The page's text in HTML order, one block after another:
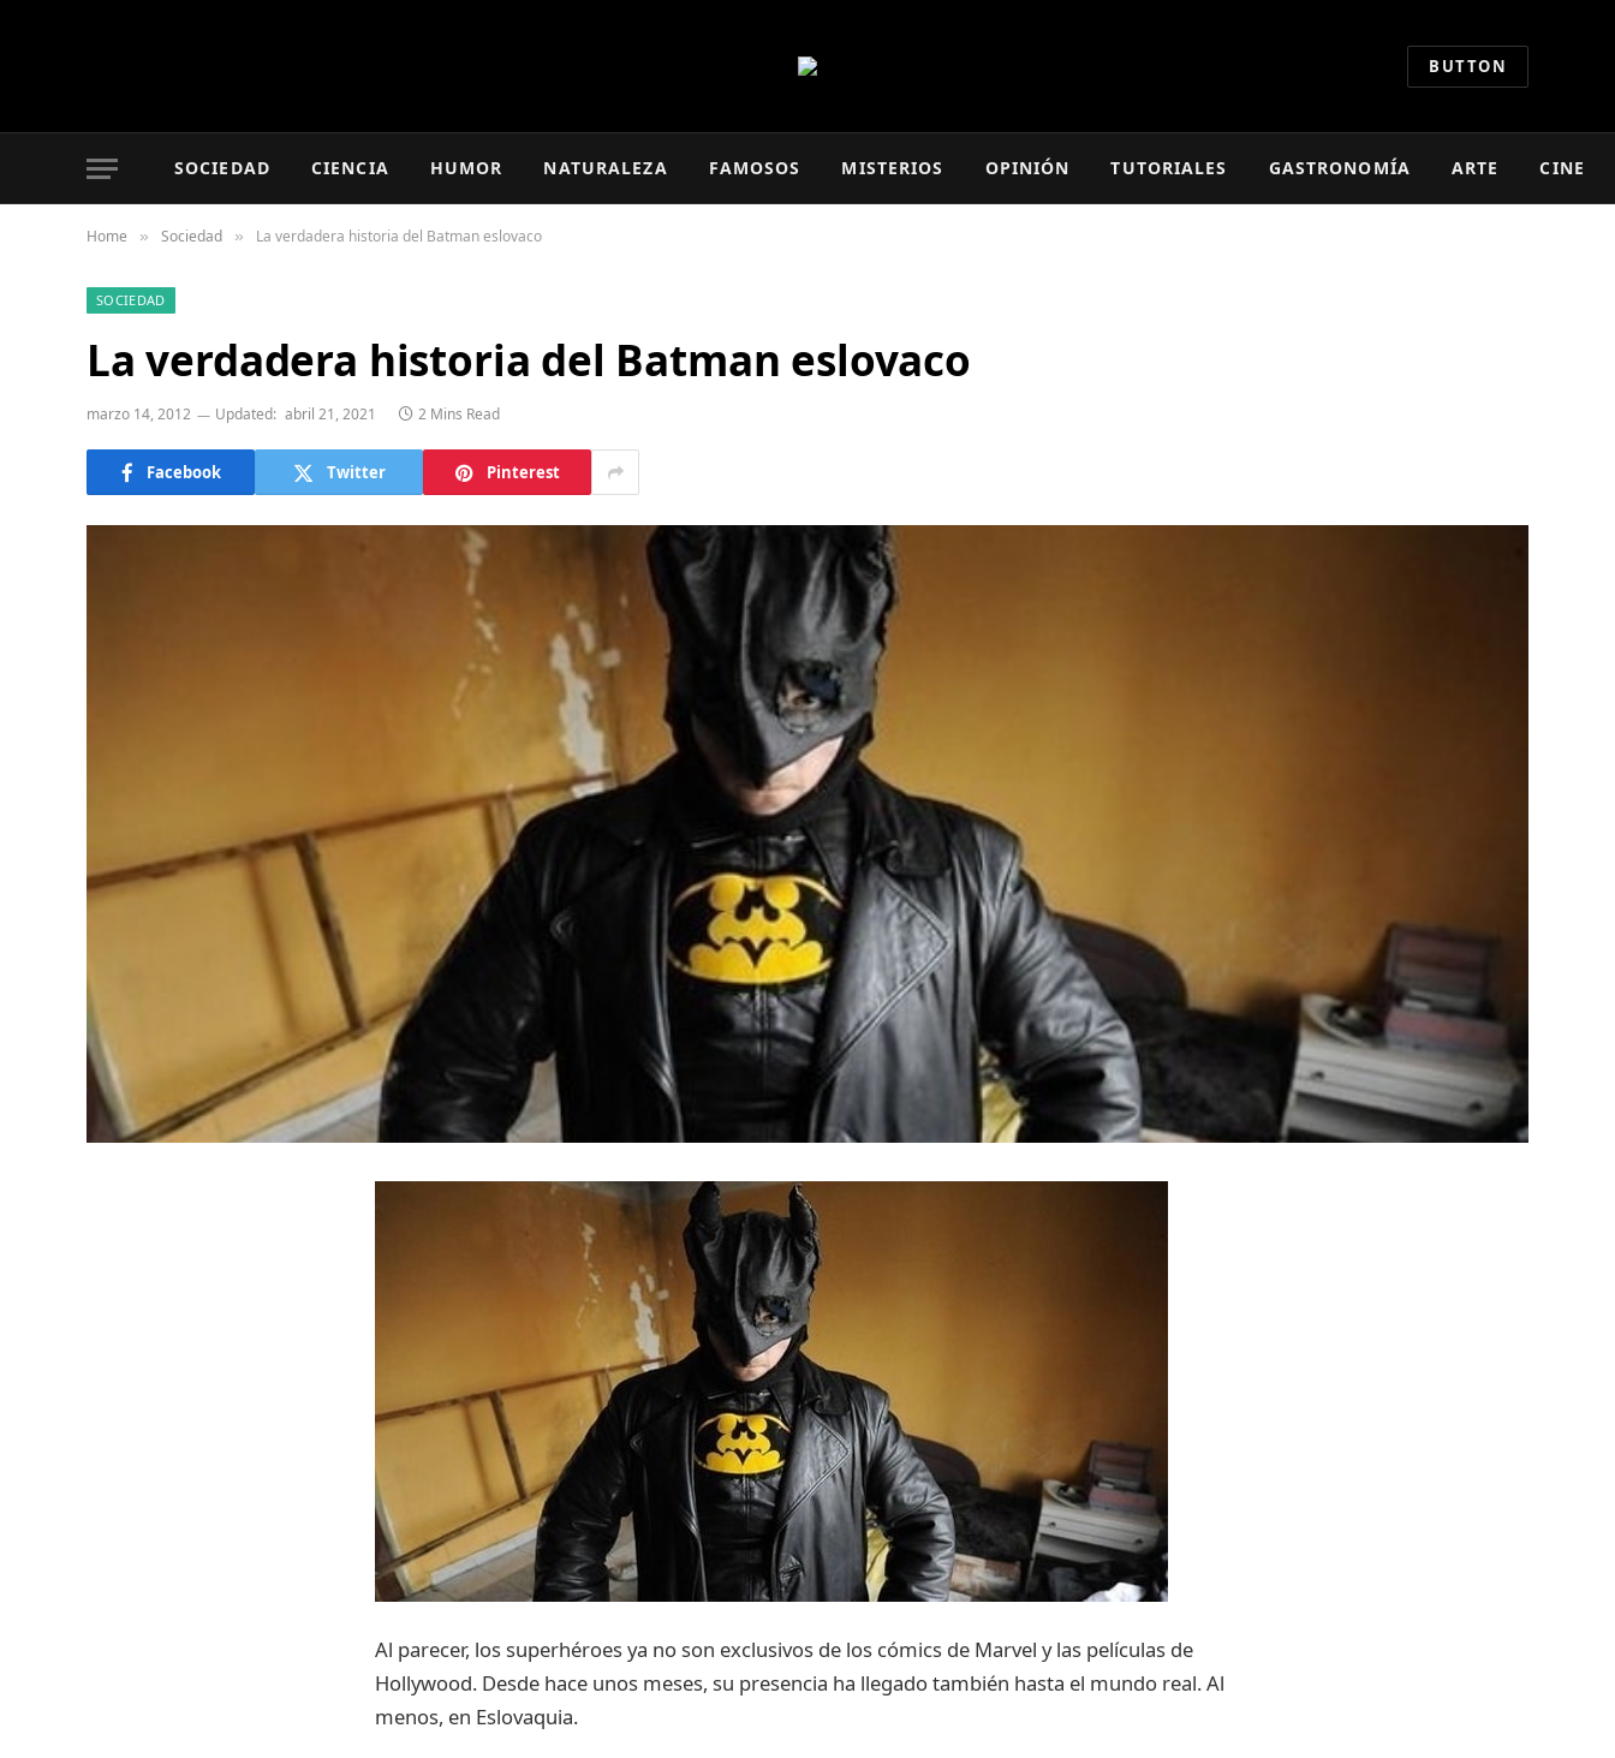
BUTTON
SOCIEDAD CIENCIA HUMOR NATURALEZA FAMOSOS MISTERIOS OPINIÓN TUTORIALES GASTRONOMÍA ARTE CINE
Home » Sociedad » La verdadera historia del Batman eslovaco
SOCIEDAD
La verdadera historia del Batman eslovaco
marzo 14, 2012 Updated: abril 21, 2021 2 Mins Read
Facebook Twitter Pinterest
Al parecer, los superhéroes ya no son exclusivos de los cómics de Marvel y las películas de
Hollywood. Desde hace unos meses, su presencia ha llegado también hasta el mundo real. Al
menos, en Eslovaquia.